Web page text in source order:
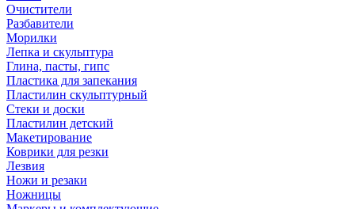
Очистители
Разбавители
Морилки
Лепка и скульптура
Глина, пасты, гипс
Пластика для запекания
Пластилин скульптурный
Стеки и доски
Пластилин детский
Макетирование
Коврики для резки
Лезвия
Ножи и резаки
Ножницы